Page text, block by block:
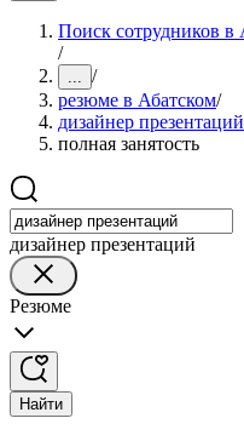
Поиск сотрудников в
/
... /
резюме в Абатском/
дизайнер презентаций
полная занятость
дизайнер презентаций
Резюме
Найти